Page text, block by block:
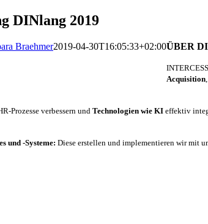
DINlang 2019
Braehmer2019-04-30T16:05:33+02:00ÜBER
Acquisition
Prozesse verbessern und Technologien wie KI effektiv
und -Systeme: Diese erstellen und implementieren wir mit